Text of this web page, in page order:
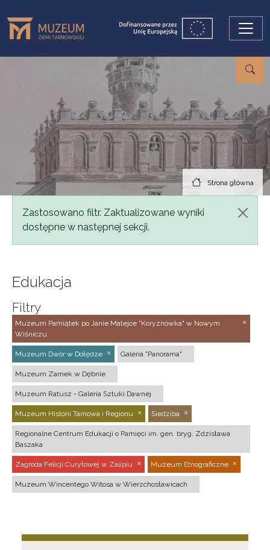
Strona główna
Komunikat
Zastosowano filtr. Zaktualizowane wyniki
dostępne w następnej sekcji.
Edukacja
Filtry
Muzeum Pamiątek po Janie Matejce "Koryznówka" w Nowym
Wiśniczu
Muzeum Dwór w Dołędze Galeria "Panorama"
Muzeum Zamek w Dębnie
Muzeum Ratusz - Galeria Sztuki Dawnej
Muzeum Historii Tarnowa i Regionu Siedziba
Regionalne Centrum Edukacji o Pamięci im. gen. bryg. Zdzisława
Baszaka
Zagroda Felicji Curyłowej w Zalipiu Muzeum Etnograficzne
Muzeum Wincentego Witosa w Wierzchosławicach